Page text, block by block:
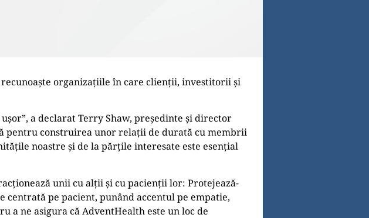
organizațiile în care clienții, investitorii și
a declarat Terry Shaw, președinte și director
pentru construirea unor relații de durată cu membrii
noastre și de la părțile interesate este esențial
unii cu alții și cu pacienții lor: Protejează-
centrată pe pacient, punând accentul pe empatie,
a ne asigura că AdventHealth este un loc de